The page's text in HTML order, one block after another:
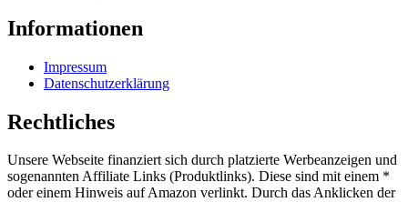
Informationen
Impressum
Datenschutzerklärung
Rechtliches
Unsere Webseite finanziert sich durch platzierte Werbeanzeigen und
sogenannten Affiliate Links (Produktlinks). Diese sind mit einem *
oder einem Hinweis auf Amazon verlinkt. Durch das Anklicken der